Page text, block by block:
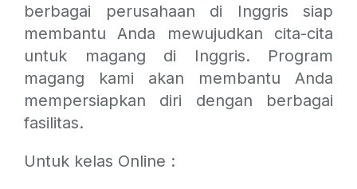
berbagai perusahaan di Inggris siap
membantu Anda mewujudkan cita-cita
untuk magang di Inggris. Program
magang kami akan membantu Anda
mempersiapkan diri dengan berbagai
fasilitas.
Untuk kelas Online :